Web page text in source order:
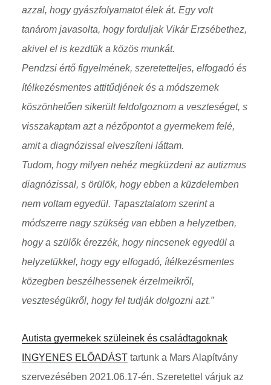
azzal, hogy gyászfolyamatot élek át. Egy volt
tanárom javasolta, hogy forduljak Vikár Erzsébethez,
akivel el is kezdtük a közös munkát.
Pendzsi értő figyelmének, szeretetteljes, elfogadó és
ítélkezésmentes attitűdjének és a módszernek
köszönhetően sikerült feldolgoznom a veszteséget, s
visszakaptam azt a nézőpontot a gyermekem felé,
amit a diagnózissal elveszíteni láttam.
Tudom, hogy milyen nehéz megküzdeni az autizmus
diagnózissal, s örülök, hogy ebben a küzdelemben
nem voltam egyedül. Tapasztalatom szerint a
módszerre nagy szükség van ebben a helyzetben,
hogy a szülők érezzék, hogy nincsenek egyedül a
helyzetükkel, hogy egy elfogadó, ítélkezésmentes
közegben beszélhessenek érzelmeikről,
veszteségükről, hogy fel tudják dolgozni azt.”
Autista gyermekek szüleinek és családtagoknak
INGYENES ELŐADÁSTtartunk a Mars Alapítvány
szervezésében 2021.06.17-én. Szeretettel várjuk az